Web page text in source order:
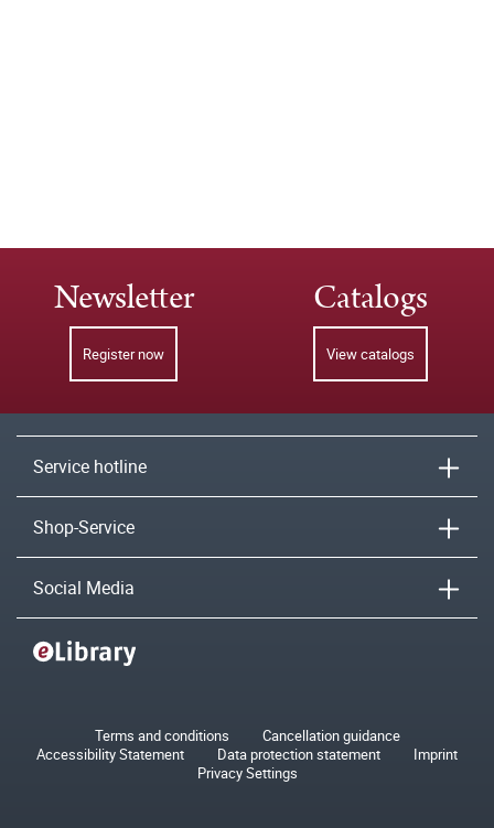
Newsletter
Register now
Catalogs
View catalogs
Service hotline
Shop-Service
Social Media
Terms and conditions
Cancellation guidance
Accessibility Statement
Data protection statement
Imprint
Privacy Settings